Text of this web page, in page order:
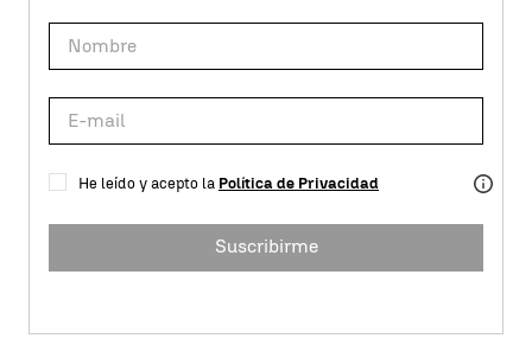
He leído y acepto la Política de Privacidad
Suscribirme